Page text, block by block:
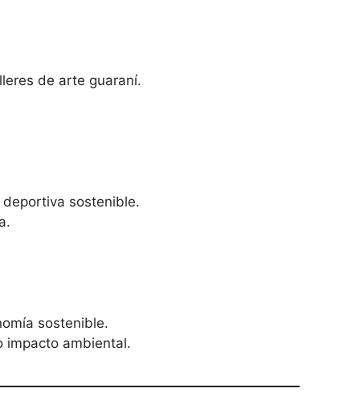
de arte guaraní.
sostenible.
sostenible.
impacto ambiental.